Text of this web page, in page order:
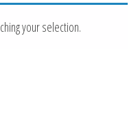
your selection.